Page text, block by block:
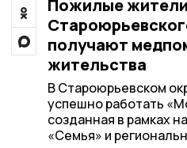
Пожилые жители
получают
жительства
В Староюрьевском
успешно работать
созданная в рамках
«Семья» и